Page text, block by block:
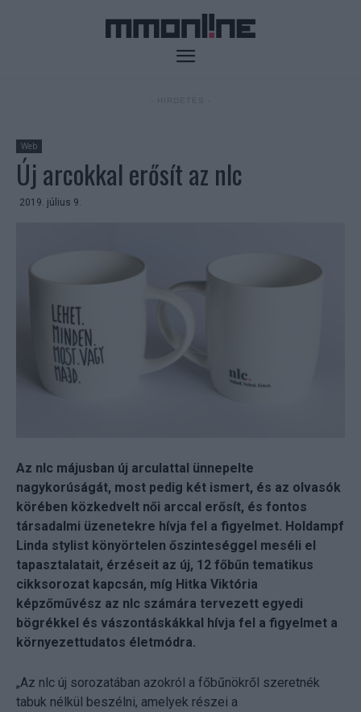
Web
Új arcokkal erősít az nlc
2019. július 9.
Az nlc májusban új arculattal ünnepelte
nagykorúságát, most pedig két ismert, és az olvasók
körében közkedvelt női arccal erősít, és fontos
társadalmi üzenetekre hívja fel a figyelmet. Holdampf
Linda stylist könyörtelen őszinteséggel meséli el
tapasztalatait, érzéseit az új, 12 főbűn tematikus
cikksorozat kapcsán, míg Hitka Viktória
képzőművész az nlc számára tervezett egyedi
bögrékkel és vászontáskákkal hívja fel a figyelmet a
környezettudatos életmódra.
„Az nlc új sorozatában azokról a főbűnökről szeretnék
tabuk nélkül beszélni, amelyek részei a